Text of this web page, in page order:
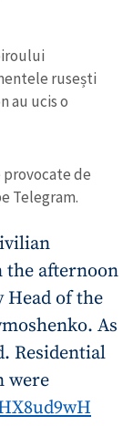
rusești
au ucis o
de
Telegram.
afternoon
Head of the
As
Residential
were